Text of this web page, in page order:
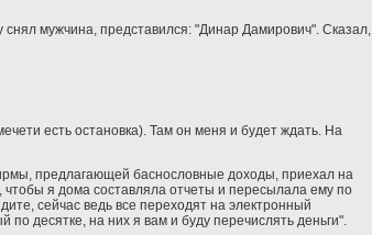
мужчина, представился: "Динар Дамирович". Сказал,
есть остановка). Там он меня и будет ждать. На
предлагающей баснословные доходы, приехал на
чтобы я дома составляла отчеты и пересылала ему по
сейчас ведь все переходят на электронный
десятке, на них я вам и буду перечислять деньги".